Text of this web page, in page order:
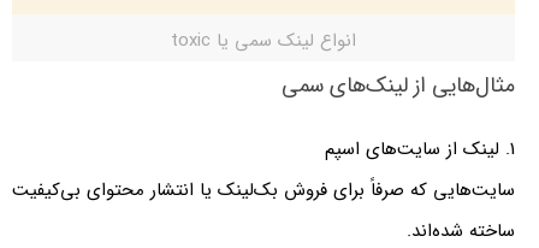
انواع لینک سمی یا toxic
مثال‌هایی از لینک‌های سمی
سایت‌هایی که صرفاً برای فروش بک‌لینک یا انتشار محتوای بی‌کیفیت
ساخته شده‌اند.